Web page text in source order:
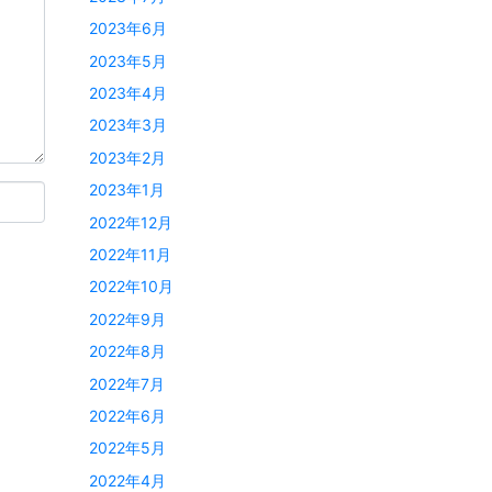
2023年6月
2023年5月
2023年4月
2023年3月
2023年2月
2023年1月
2022年12月
2022年11月
2022年10月
2022年9月
2022年8月
2022年7月
2022年6月
2022年5月
2022年4月